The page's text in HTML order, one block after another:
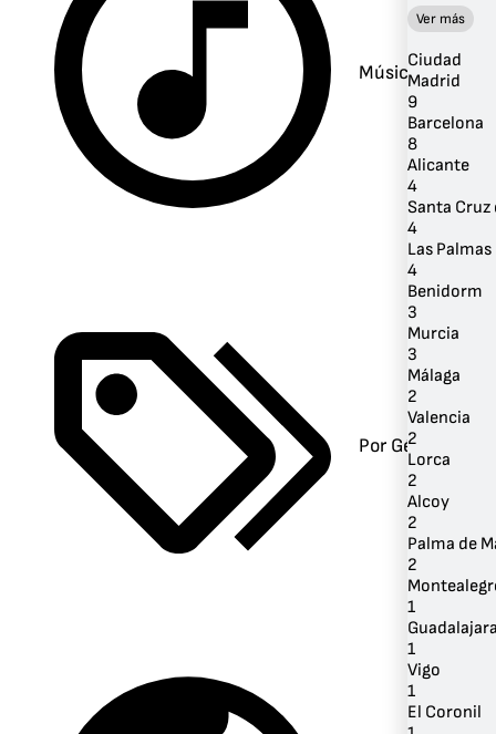
Música
Por Género
Ver más
Ciudad
Madrid
9
Barcelona
8
Alicante
4
Santa Cruz
4
Las
4
Benidorm
3
Murcia
3
Málaga
2
Valencia
2
Lorca
2
Alcoy
2
Palma de
2
1
1
Vigo
1
El Coronil